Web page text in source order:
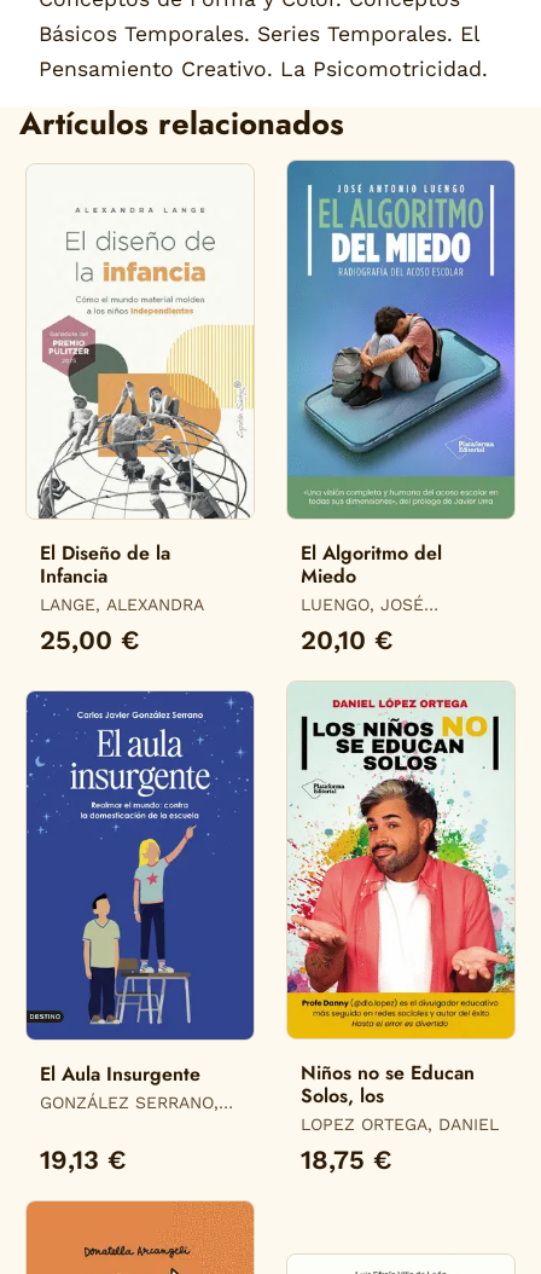
Básicos Temporales. Series Temporales. El
Pensamiento Creativo. La Psicomotricidad.
Artículos relacionados
El Diseño de la
Infancia
LANGE, ALEXANDRA
25,00 €
El Algoritmo del
Miedo
LUENGO, JOSÉ
20,10 €
El Aula Insurgente
GONZÁLEZ SERRANO,
19,13 €
Niños no se Educan
Solos, los
LOPEZ ORTEGA, DANIEL
18,75 €